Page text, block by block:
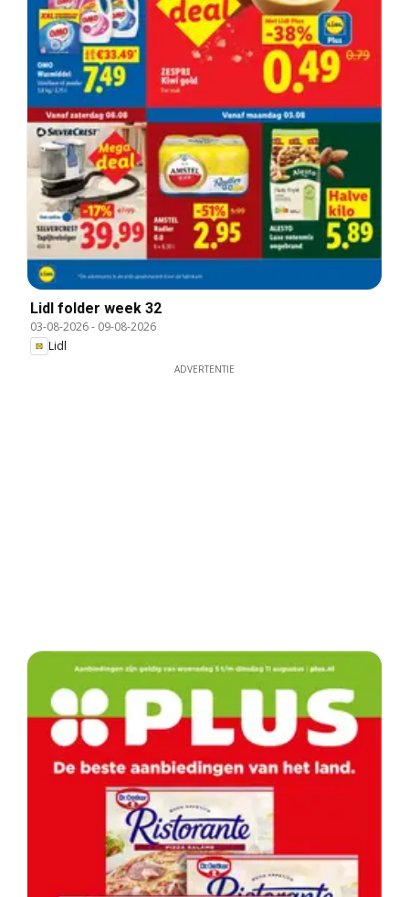
Lidl folder week 32
03-08-2026- 09-08-2026
Lidl
ADVERTENTIE